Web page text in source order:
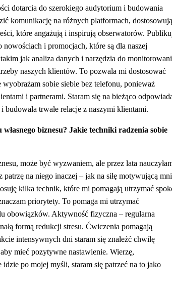
dotarcia do szerokiego audytorium i budowania
komunikację na różnych platformach,
które angażują i inspirują obserwatorów.
i promocjach, które są dla naszej
jak analiza danych i narzędzia do
naszych klientów. To pozwala mi dostosować
sobie siebie bez telefonu, ponieważ
i partnerami. Staram się na bieżąco
trwałe relacje z naszymi klientami.
biznesu? Jakie techniki radzenia sobie
może być wyzwaniem, ale przez lata
na niego inaczej – jak na siłę motywującą
kilka technik, które mi pomagają utrzymać
priorytety. To pomaga mi utrzymać
obowiązków. Aktywność fizyczna – regularna
formą redukcji stresu. Ćwiczenia pomagają
intensywnych dni staram się znaleźć chwilę
mieć pozytywne nastawienie. Wierzę,
po mojej myśli, staram się patrzeć na to jako